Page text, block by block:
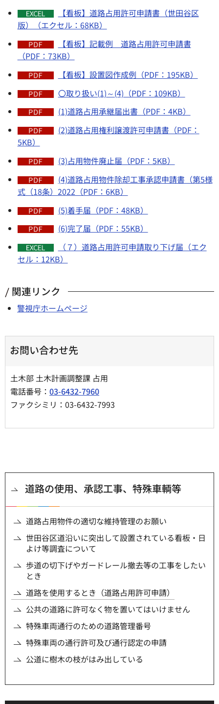
【看板】道路占用許可申請書（世田谷区
版）（エクセル：68KB）
【看板】記載例 道路占用許可申請書
（PDF：73KB）
【看板】設置図作成例（PDF：195KB）
〇取り扱い(1)～(4)（PDF：109KB）
(1)道路占用承継届出書（PDF：4KB）
(2)道路占用権利譲渡許可申請書（PDF：
5KB）
(3)占用物件廃止届（PDF：5KB）
(4)道路占用物件除却工事承認申請書（第5様
式（18条）2022（PDF：6KB）
(5)着手届（PDF：48KB）
(6)完了届（PDF：55KB）
（７）道路占用許可申請取り下げ届（エク
セル：12KB）
関連リンク
警視庁ホームページ
お問い合わせ先
土木部 土木計画調整課 占用
電話番号： 03-6432-7960
ファクシミリ：03-6432-7993
道路の使用、承認工事、特殊車輌等
道路占用物件の適切な維持管理のお願い
世田谷区道沿いに突出して設置されている看板・日
よけ等調査について
歩道の切下げやガードレール撤去等の工事をしたい
とき
道路を使用するとき（道路占用許可申請）
公共の道路に許可なく物を置いてはいけません
特殊車両通行のための道路管理番号
特殊車両の通行許可及び通行認定の申請
公道に樹木の枝がはみ出している